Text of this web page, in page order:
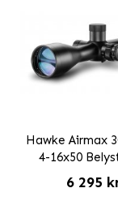
Hawke Airmax
4-16x50
6 295